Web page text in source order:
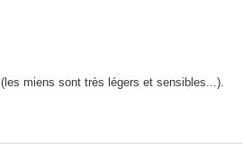
miens sont très légers et sensibles...).